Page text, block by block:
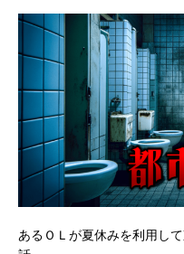
あるＯＬが夏休みを利用し